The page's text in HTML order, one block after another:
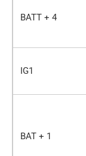
BATT + 4
IG1
BAT + 1